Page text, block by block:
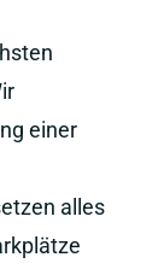
einer
alles